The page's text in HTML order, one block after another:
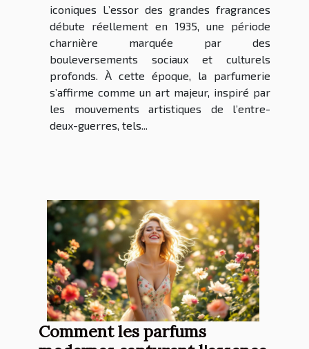
iconiques L’essor des grandes fragrances
débute réellement en 1935, une période
charnière marquée par des
bouleversements sociaux et culturels
profonds. À cette époque, la parfumerie
s’affirme comme un art majeur, inspiré par
les mouvements artistiques de l’entre-
deux-guerres, tels...
Comment les parfums